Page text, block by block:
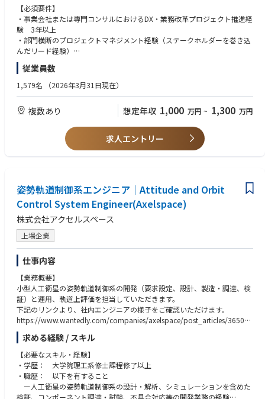
【入社後6ヶ月～1年（プロジェクト始動）】
・システム導入・業務改善を全社最適の視点でレビューするガバナンス機
能の確立
・ローカルDX担当のスキルレベルを把握し、マネジメント体制の構築
・DX推進ロードマップを定期的に見直しながら部門横断プロジェクトを継
続推進
・部門横断のデータフロー統合・自動化の方針と、データガバナンスの仕
・社内DXリテラシー向上のための啓発・研修活動
【業務の魅力】
・石油上流オペレーター企業というユニークな事業環境において、DX推進
・ローカルスタッフを育成・マネージしつつ、業務改革提案から実装ま
で、一気通貫で関与できる裁量の大きな役割です。
・将来的には経営幹部への直接提言や、グループ全体のDX戦略立案にも関
わるキャリアパスが見込まれます。
■キャリアイメージ
アブダビ鉱業所で全社DX推進をリードしながら専門性とマネジメント力を
磨いていただきます。
その後は、東京本社やグループ会社のDX・IT戦略部門で経験を積み、将来
的にはDX・デジタル領域の中核人材として経営判断や中長期戦略の策定に
携わることを期待しています。
ご本人の志向や実績に応じて、国内外で幅広いキャリアパスが描ける環境
です。
■使用ツール
・Microsoft 365（Teams, SharePoint, Power BI, Power Automate等）
・データ分析ツール（Excel、Power BI等）
・ERP/HCM等業務システムへの知見（SAP, Oracle, Workday等）（尚可）
・クラウドサービス（Azure, AWS等）の基礎知識（尚可）
・プロジェクト管理ツール（MS Project, Jira等、いずれか経験があれば
【必須要件】
・事業会社または専門コンサルにおけるDX・業務改革プロジェクト推進経
験 3年以上
・部門横断のプロジェクトマネジメント経験（ステークホルダーを巻き込
んだリード経験）
・データ分析・可視化ツール（Power BI, Excel等）の実務活用経験
・ビジネスレベルの英語力
・エネルギー・製造・インフラ等の事業会社でのIT/DX推進経験
・ERP・HCM等大規模業務システム導入プロジェクトの経験（要件定義・
ベンダー選定含む）
・海外勤務または外資系・グローバル企業でのプロジェクト経験
・ローカル（外国籍）スタッフのマネジメント経験
・主体的に課題を発見し、「まずやってみる」の精神で業務改革を推進で
きる方
・社内外の多様な関係者と信頼関係を構築し、全社最適の視点で物事を推
進できる方
・DXやデジタル技術への高い関心を持ち、自ら学び続けながら業務に活か
せる方
・現場と経営双方の視点を踏まえ、実効性のある業務プロセスや仕組みを
構築できる方
・多様なバックグラウンドを持つメンバーと協働し、チームの成長に貢献
できる方
従業員数
1,579名 （2026年3月31日現在）
複数あり 想定年収 1,000 万円 ~ 1,300 万円
求人エントリー
姿勢軌道制御系エンジニア｜Attitude and Orbit
Control System Engineer(Axelspace)
株式会社アクセルスペース
上場企業
仕事内容
【業務概要】
小型人工衛星の姿勢軌道制御系の開発（要求設定、設計、製造・調達、検
証）と運用、軌道上評価を担当していただきます。
下記のリンクより、社内エンジニアの様子をご確認いただけます。
https://www.wantedly.com/companies/axelspace/post_articles/365006
【職務内容】
・衛星システムと協力し、ミッション・システムレベルの指向・軌道に関
する要求の具体化、及びこれらに基づく姿勢軌道制御系に対する要求設定
・姿勢軌道制御系の設計・解析
・姿勢軌道制御系フライトソフトウェアの設計・製作・検証
・各プロジェクトの姿勢軌道制御用センサー及びアクチュエーターの選
求める経験 / スキル
【必要なスキル・経験】
・学歴： 大学院理工系修士課程修了以上
・職歴： 以下を有すること
ー人工衛星の姿勢軌道制御系の設計・解析、シミュレーションを含めた